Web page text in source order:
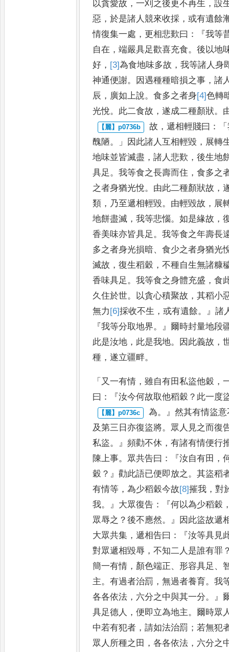
以貪愛故 ，一刈之後更不再生 ，設
惡 ，於是諸人競來收採 ，或有遺餘
情復集一處 ， 更相悲歎曰 ：『我等
自在 ，端嚴具足歡喜充食。後以地
好 ， [3]為食地味多故 ，我等諸人身
神通便謝。 因遇種種暗損之事 ，諸
辰 ， 廣如上說。食多之者身[4]色轉
光悅。 此二食故 ，遂成二種顏狀。
故 ，遞相輕賤曰 ：「
醜陋。」 因此諸人互相輕毀 ， 展轉
地味並皆滅盡 ，諸人悲歎 ，後生地
具足。我等食之長壽而住 ，食多之
之者身猶光悅。 由此二種顏狀故 ，
類 ， 乃至遞相輕毀。 由輕毀故 ， 展
地餅盡滅 ，我等悲惱。如是緣故 ，
香美味亦皆具足。我等食之年壽長
多之者身光損暗、食少之者身猶光
滅故 ，復生稻穀 ，不種自生無諸糠
香味具足。我等食之身體充盛 ，食
久住於世。 以貪心積聚故 ，其稻小
無力 [6]採收不生 ，或有遺餘。』諸
『我等分取地界。』爾時封量地段
此是汝地 ， 此是我地。 因此義故 ，
種 ，遂立疆畔。
「 又一有情 ，雖自有田私盜他穀 ，
曰 ：『汝今何故取他稻穀 ？ 此一度
為。』然其有情盜
及第三日亦復盜將。 眾人見之而復
私盜。』頻勸不休 ，有諸有情便行
陳上事。 眾共告曰 ：『汝自有田 ，
穀 ？』勸此語已便即放之。其盜稻
有情等 ，為少稻穀今故[8]摧我 ，對
我。』 大眾復告 ：『何以為少稻穀
眾辱之 ？後不應然。』 因此盜故遞
大眾共集 ，遞相告曰 ：『汝等具見
對眾遞相毀辱 ，不知二人是誰有罪
簡一有情 ， 顏色端正 、 形容具足 、
主。有過者治罰 ，無過者養育。我
各各依法 ， 六分之中與其一分。』
具足德人 ，便即立為地主。爾時眾
中若有犯者 ，請如法治罰 ；若無犯
眾人所種之田 ，各各依法 ， 六分之